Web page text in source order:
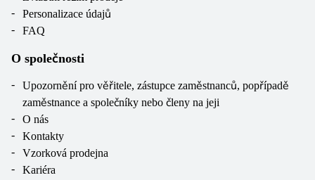
Personalizace údajů
FAQ
O společnosti
Upozornění pro věřitele, zástupce zaměstnanců, popřípadě
zaměstnance a společníky nebo členy na jeji
O nás
Kontakty
Vzorková prodejna
Kariéra